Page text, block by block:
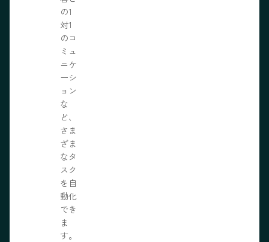
の1
対1
のコ
ミュ
ニケ
ーシ
ョン
な
ど、
さま
ざま
なタ
スク
を自
動化
でき
ま
す。